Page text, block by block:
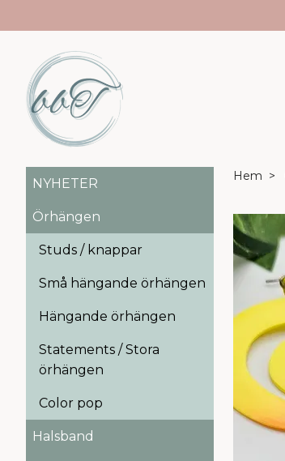
NYHETER
Örhängen
Studs / knappar
Små hängande örhängen
Hängande örhängen
Statements / Stora
örhängen
Color pop
Halsband
Hem